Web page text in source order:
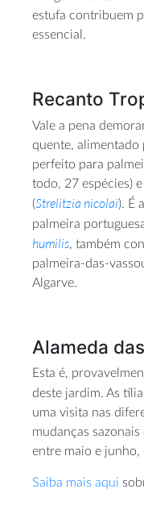
estufa contribuem
essencial.
Recanto
Vale a pena
quente, alimentado
perfeito para
todo, 27 espécies)
(Strelitzia nicolai). É
palmeira
humilis, também
palmeira-das-
Algarve.
Alameda
Esta é,
deste jardim. As
uma visita nas
mudanças
entre maio e junho,
Saiba mais aqui